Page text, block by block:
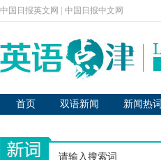
中国日报英文网 中国日报中文网
首页 双语新闻 新闻热词